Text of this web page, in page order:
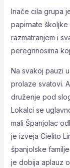
Inače cila grupa
papirnate školjke
razmatranjem i
peregrinosima
Na svakoj pauzi
prolaze svatovi.
druženje pod
Lokalci se
mali Španjolac
je izveja Cielito
španjolske
je dobija aplauz